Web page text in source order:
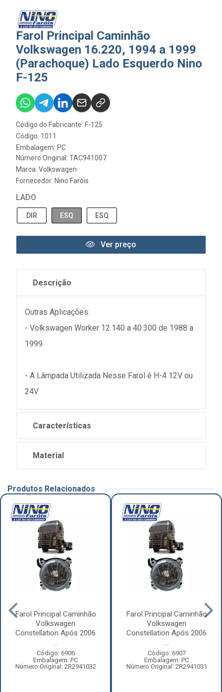
Farol Principal Caminhão
Volkswagen 16.220, 1994 a 1999
(Parachoque) Lado Esquerdo Nino
F-125
Código do Fabricante: F-125
Código: 1011
Embalagem: PC
Número Original: TAC941007
Marca: Volkswagen
Fornecedor: Nino Faróis
LADO
DIR ESQ ESQ
Ver preço
Descrição
Outras Aplicações:
- Volkswagen Worker 12.140 a 40.300 de 1988 a
1999
- A Lâmpada Utilizada Nesse Farol é H-4 12V ou
24V
Características
Material
Produtos Relacionados
Farol Principal Caminhão
Volkswagen
Constellation Após 2006
...
Código: 6906
Embalagem: PC
Número Original: 2R2941032
Farol Principal Caminhão
Volkswagen
Constellation Após 2006
...
Código: 6907
Embalagem: PC
Número Original: 2R2941031